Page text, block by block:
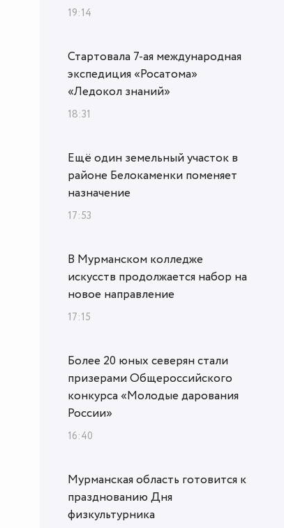
19:14
Стартовала 7-ая международная
экспедиция «Росатома»
«Ледокол знаний»
18:31
Ещё один земельный участок в
районе Белокаменки поменяет
назначение
17:53
В Мурманском колледже
искусств продолжается набор на
новое направление
17:15
Более 20 юных северян стали
призерами Общероссийского
конкурса «Молодые дарования
России»
16:40
Мурманская область готовится к
празднованию Дня
физкультурника